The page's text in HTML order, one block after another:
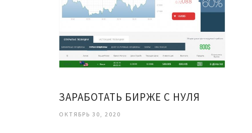
ЗАРАБОТАТЬ БИРЖЕ С НУЛЯ
ОКТЯБРЬ 30, 2020